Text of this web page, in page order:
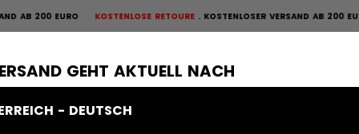
GEHT AKTUELL NACH
- DEUTSCH
200 EUROKOSTENLOSE RETOURE KOSTENLOSER VERSAND AB 200 EURO
SCHUTZAUSRÜSTUNG TORWART BEKLEIDUNG